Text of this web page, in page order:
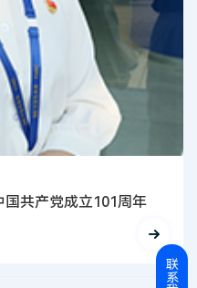
共产党成立101周年
联
系